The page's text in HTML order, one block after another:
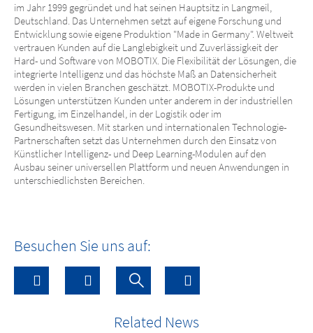
im Jahr 1999 gegründet und hat seinen Hauptsitz in Langmeil,
Deutschland. Das Unternehmen setzt auf eigene Forschung und
Entwicklung sowie eigene Produktion "Made in Germany". Weltweit
vertrauen Kunden auf die Langlebigkeit und Zuverlässigkeit der
Hard- und Software von MOBOTIX. Die Flexibilität der Lösungen, die
integrierte Intelligenz und das höchste Maß an Datensicherheit
werden in vielen Branchen geschätzt. MOBOTIX-Produkte und
Lösungen unterstützen Kunden unter anderem in der industriellen
Fertigung, im Einzelhandel, in der Logistik oder im
Gesundheitswesen. Mit starken und internationalen Technologie-
Partnerschaften setzt das Unternehmen durch den Einsatz von
Künstlicher Intelligenz- und Deep Learning-Modulen auf den
Ausbau seiner universellen Plattform und neuen Anwendungen in
unterschiedlichsten Bereichen.
Besuchen Sie uns auf:
Related News